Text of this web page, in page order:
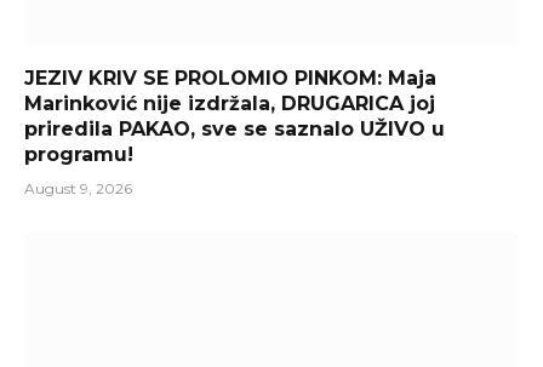
JEZIV KRIV SE PROLOMIO PINKOM: Maja
Marinković nije izdržala, DRUGARICA joj
priredila PAKAO, sve se saznalo UŽIVO u
programu!
August 9, 2026